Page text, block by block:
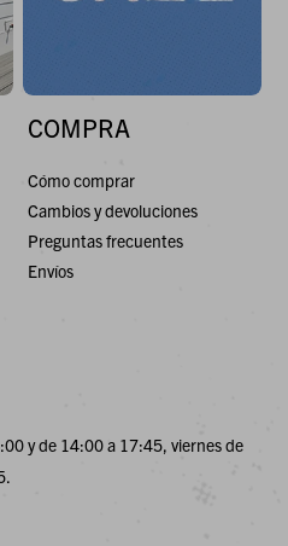
COMPRA
Cómo comprar
Cambios y devoluciones
Preguntas frecuentes
Envíos
y de 14:00 a 17:45, viernes de